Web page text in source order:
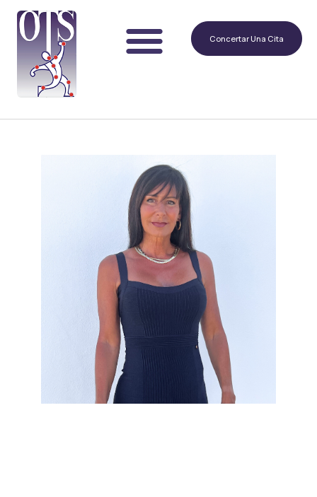
Concertar Una Cita